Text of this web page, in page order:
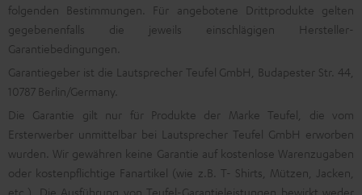
folgenden Bestimmungen. Für angebotene Drittprodukte gelten
gegebenenfalls die jeweils einschlägigen Hersteller-
Garantiebedingungen.
Garantiegeber ist die Lautsprecher Teufel GmbH, Budapester Str. 44,
10787 Berlin/Germany.
Die Garantie gilt nur für Produkte der Marke Teufel, die vom
Ersterwerber unmittelbar bei Lautsprecher Teufel GmbH erworben
wurden. Wir gewähren keine Garantie auf kostenlose Warenzugaben
oder kostenpflichtige Fanartikel (wie z.B. T- Shirts, Mützen, Jacken,
etc.). Die Ausführung von Teufel-Garantieleistungen bewirkt weder